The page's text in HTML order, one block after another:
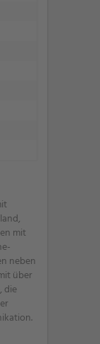
mit
neben
über
die